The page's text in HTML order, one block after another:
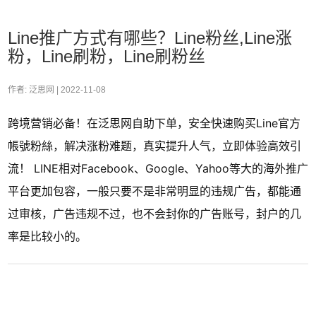
Line推广方式有哪些？Line粉丝,Line涨
粉，Line刷粉，Line刷粉丝
作者: 泛思网 | 2022-11-08
跨境营销必备！在泛思网自助下单，安全快速购买Line官方
帳號粉絲，解决涨粉难题，真实提升人气，立即体验高效引
流！ LINE相对Facebook、Google、Yahoo等大的海外推广
平台更加包容，一般只要不是非常明显的违规广告，都能通
过审核，广告违规不过，也不会封你的广告账号，封户的几
率是比较小的。